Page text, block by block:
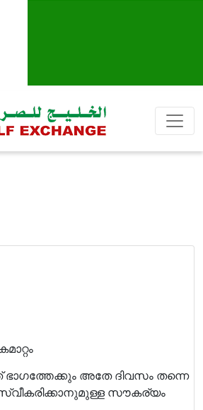
അതേ ദിവസം തന്നെ
സൗകര്യം